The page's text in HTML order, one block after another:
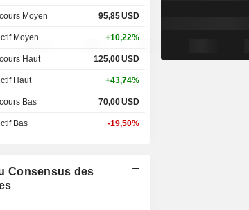
Moyen 95,85USD
Moyen +10,22%
Haut 125,00USD
Haut +43,74%
Bas 70,00USD
Bas -19,50%
Consensus des